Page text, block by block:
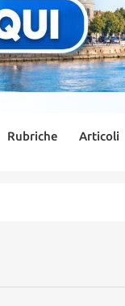
Rubriche Articoli